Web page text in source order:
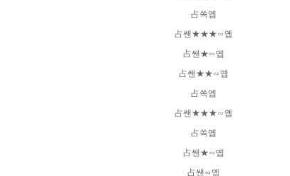
占쏙옙
占쌘★★★∽옙
占쌘★∽옙
占쌘★★∽옙
占쏙옙
占쌘★★★∽옙
占쏙옙
占쌘★∽옙
占쌘∽옙